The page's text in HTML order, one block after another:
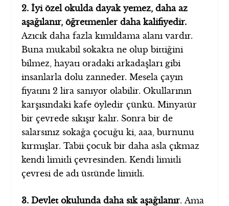
2. İyi özel okulda dayak yemez, daha az
aşağılanır, öğretmenler daha kalifiyedir.
Azıcık daha fazla kımıldama alanı vardır.
Buna mukabil sokakta ne olup bittiğini
bilmez, hayatı oradaki arkadaşları gibi
insanlarla dolu zanneder. Mesela çayın
fiyatını 2 lira sanıyor olabilir. Okullarının
karşısındaki kafe öyledir çünkü. Minyatür
bir çevrede sıkışır kalır. Sonra bir de
salarsınız sokağa çocuğu ki, aaa, burnunu
kırmışlar. Tabii çocuk bir daha asla çıkmaz
kendi limitli çevresinden. Kendi limitli
çevresi de adı üstünde limitli.
3. Devlet okulunda daha sık aşağılanır. Ama